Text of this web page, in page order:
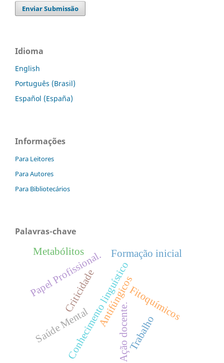
Enviar Submissão
Idioma
English
Português (Brasil)
Español (España)
Informações
Para Leitores
Para Autores
Para Bibliotecários
Palavras-chave
Papel Profissional.
Ação docente.
Criticidade
Conhecimento linguístico
Formação inicial
Saúde MentalAntifúngicosFitoquímicos
Metabólitos
Trabalho